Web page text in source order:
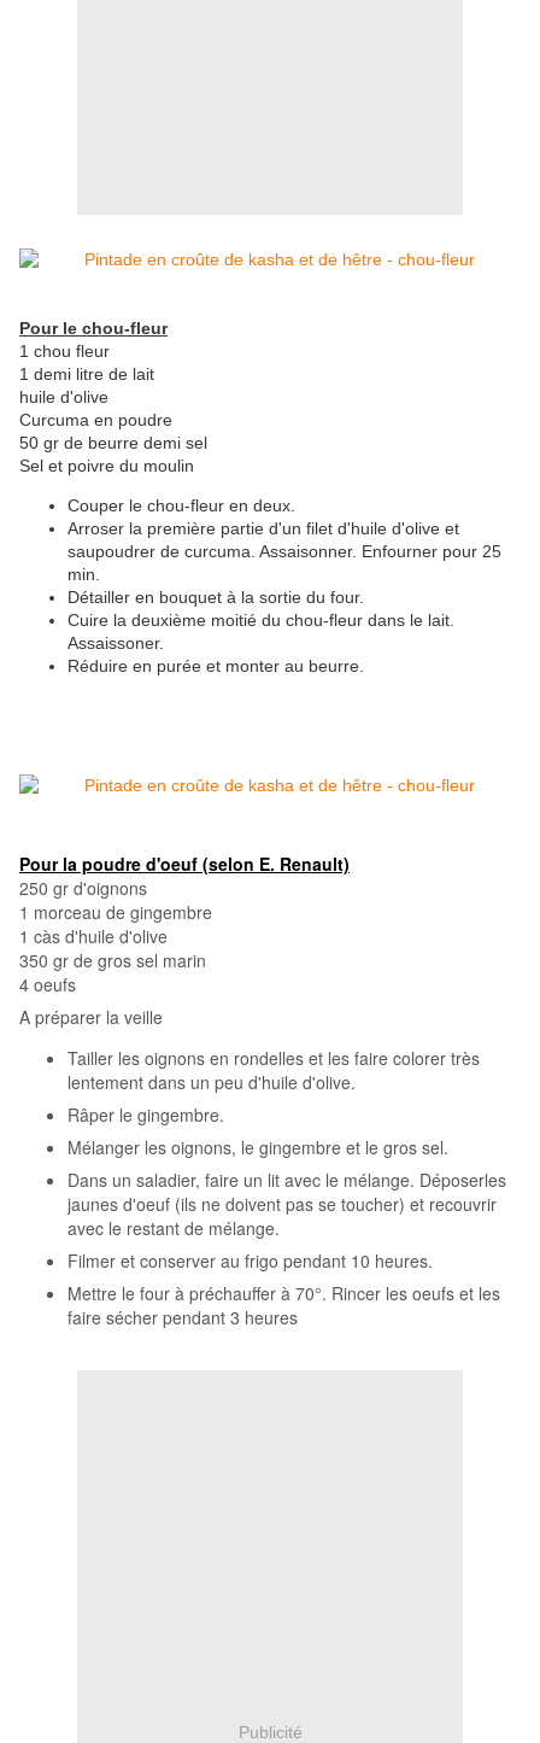
Pour le chou-fleur
1 chou fleur
1 demi litre de lait
huile d'olive
Curcuma en poudre
50 gr de beurre demi sel
Sel et poivre du moulin
Couper le chou-fleur en deux.
Arroser la première partie d'un filet d'huile d'olive et
saupoudrer de curcuma. Assaisonner. Enfourner pour 25
min.
Détailler en bouquet à la sortie du four.
Cuire la deuxième moitié du chou-fleur dans le lait.
Assaissoner.
Réduire en purée et monter au beurre.
Pour la poudre d'oeuf (selon E. Renault)
250 gr d'oignons
1 morceau de gingembre
1 càs d'huile d'olive
350 gr de gros sel marin
4 oeufs
A préparer la veille
Tailler les oignons en rondelles et les faire colorer très
lentement dans un peu d'huile d'olive.
Râper le gingembre.
Mélanger les oignons, le gingembre et le gros sel.
Dans un saladier, faire un lit avec le mélange. Déposerles
jaunes d'oeuf (ils ne doivent pas se toucher) et recouvrir
avec le restant de mélange.
Filmer et conserver au frigo pendant 10 heures.
Mettre le four à préchauffer à 70°. Rincer les oeufs et les
faire sécher pendant 3 heures
Publicité